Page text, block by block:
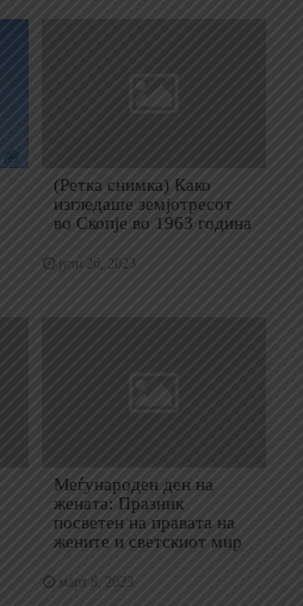
(Ретка снимка) Како
изгледаше земјотресот
во Скопје во 1963 година
јули 26, 2023
Меѓународен ден на
жената: Празник
посветен на правата на
жените и светскиот мир
март 8, 2023